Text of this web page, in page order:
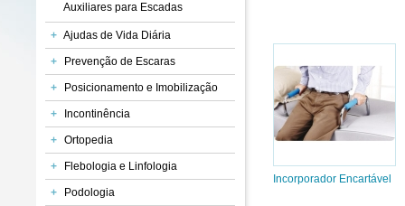
Auxiliares para Escadas
+ Ajudas de Vida Diária
+ Prevenção de Escaras
+ Posicionamento e Imobilização
+ Incontinência
+ Ortopedia
+ Flebologia e Linfologia
+ Podologia
Incorporador Encartável